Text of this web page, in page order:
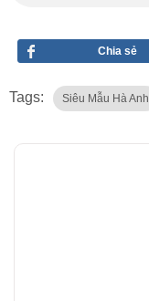
Chia sẻ
Tags: Siêu Mẫu Hà Anh